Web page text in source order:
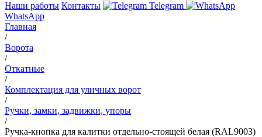
Наши работы Контакты
Telegram
WhatsApp
Главная
/
Ворота
/
Откатные
/
Комплектация для уличных ворот
/
Ручки, замки, задвижки, упоры
/
Ручка-кнопка для калитки отдельно-стоящей белая (RAL9003)